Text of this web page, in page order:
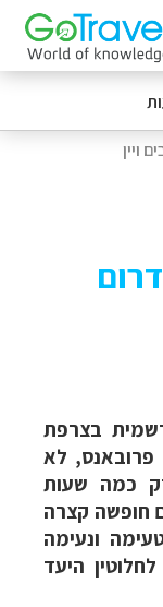
ויין
בצרפת
פרובאנס, לא
כמה שעות
חופשה קצרה
ונעימה
היעד